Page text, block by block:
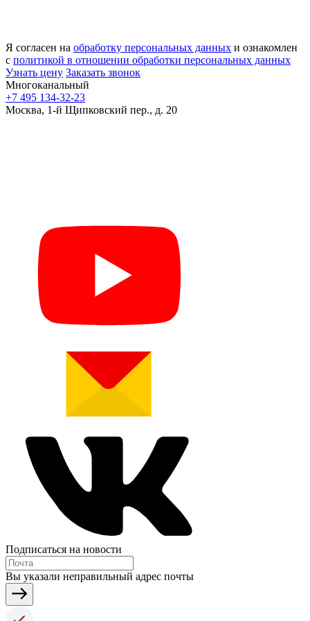
Я согласен на обработку персональных данных и ознакомлен
с политикой в отношении обработки персональных данных
Узнать цену Заказать звонок
Многоканальный
+7 495 134-32-23
Москва, 1-й Щипковский пер., д. 20
Подписаться на новости
Вы указали неправильный адрес почты